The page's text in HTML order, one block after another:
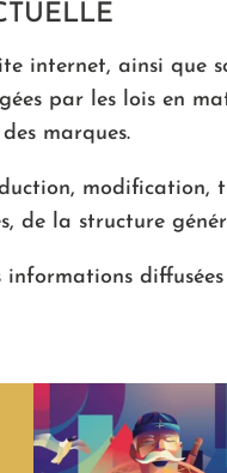
internet, ainsi que
par les lois en
marques.
modification,
de la structure
informations